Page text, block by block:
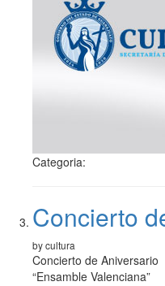
Categoria:
Concierto
by cultura
Concierto de Aniversario
“Ensamble Valenciana”